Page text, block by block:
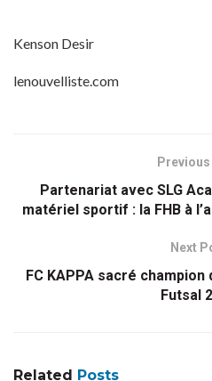
Kenson Desir
lenouvelliste.com
Partenariat avec SLG
matériel sportif : la FHB à
Next
FC KAPPA sacré
Futsal
Related Posts